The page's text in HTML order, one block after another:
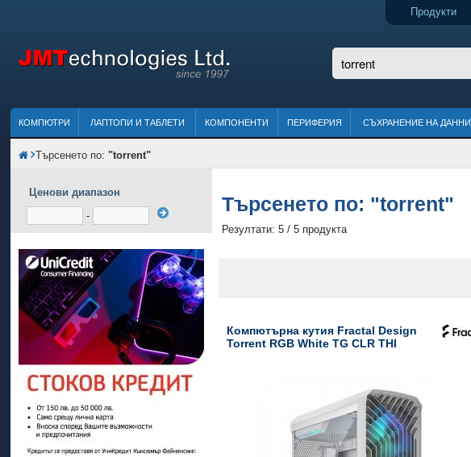
Продукти
КОМПЮТРИ ЛАПТОПИ И ТАБЛЕТИ КОМПОНЕНТИ ПЕРИФЕРИЯ СЪХРАНЕНИЕ НА ДАННИ
Търсенето по: "torrent"
Ценови диапазон
-
Търсенето по: "torrent"
Резултати: 5 / 5 продукта
Компютърна кутия Fractal Design
Torrent RGB White TG CLR THI